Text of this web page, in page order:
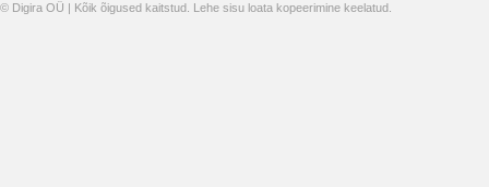
© Digira OÜ | Kõik õigused kaitstud. Lehe sisu loata kopeerimine keelatud.